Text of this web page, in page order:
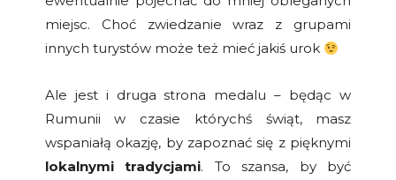
miejsc. Choć zwiedzanie wraz z grupami
innych turystów może też mieć jakiś urok
Ale jest i druga strona medalu – będąc w
Rumunii w czasie którychś świąt, masz
wspaniałą okazję, by zapoznać się z pięknymi
lokalnymi tradycjami. To szansa, by być